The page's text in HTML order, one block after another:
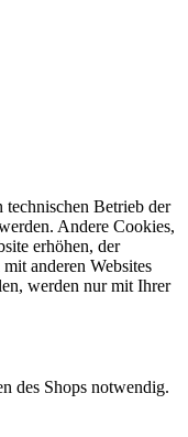
technischen Betrieb der
Andere Cookies,
erhöhen, der
anderen Websites
werden nur mit Ihrer
des Shops notwendig.